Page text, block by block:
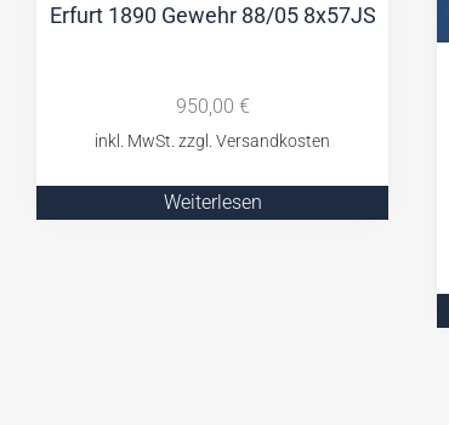
Erfurt 1890 Gewehr 88/05 8x57JS
950,00 €
Weiterlesen